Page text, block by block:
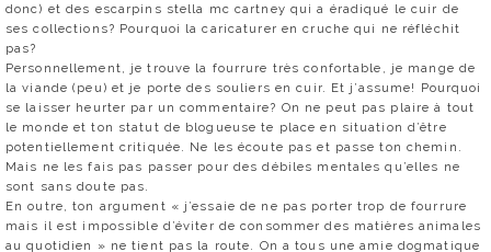
donc) et des escarpins stella mc cartney qui a éradiqué le cuir de
ses collections? Pourquoi la caricaturer en cruche qui ne réfléchit
pas?
Personnellement, je trouve la fourrure très confortable, je mange de
la viande (peu) et je porte des souliers en cuir. Et j’assume! Pourquoi
se laisser heurter par un commentaire? On ne peut pas plaire à tout
le monde et ton statut de blogueuse te place en situation d’être
potentiellement critiquée. Ne les écoute pas et passe ton chemin.
Mais ne les fais pas passer pour des débiles mentales qu’elles ne
sont sans doute pas.
En outre, ton argument « j’essaie de ne pas porter trop de fourrure
mais il est impossible d’éviter de consommer des matières animales
au quotidien » ne tient pas la route. On a tous une amie dogmatique